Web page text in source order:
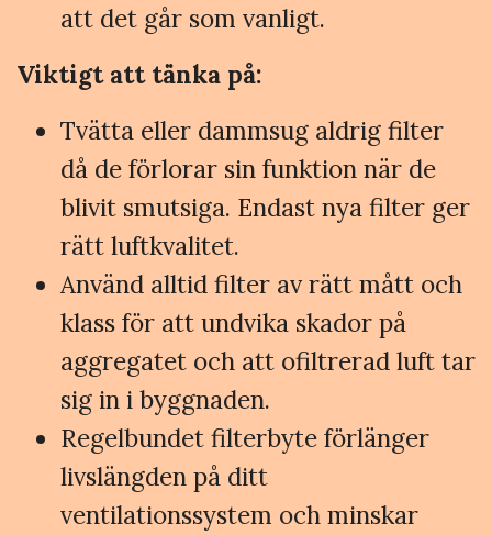
att det går som vanligt.
Viktigt att tänka på:
Tvätta eller dammsug aldrig filter
då de förlorar sin funktion när de
blivit smutsiga. Endast nya filter ger
rätt luftkvalitet.
Använd alltid filter av rätt mått och
klass för att undvika skador på
aggregatet och att ofiltrerad luft tar
sig in i byggnaden.
Regelbundet filterbyte förlänger
livslängden på ditt
ventilationssystem och minskar